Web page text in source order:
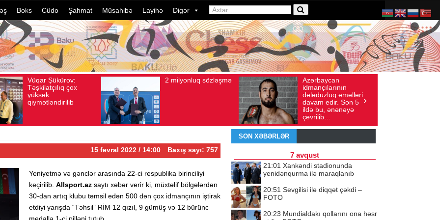
Boks Cüdo Şahmat Müsahibə Layihə Digər
2 milyonluq sözləşmə
Baxış sayı: 80
Avqust 04, 2026
Azərbaycan
dələduzluq əməlləri
davam edir. Son 5
ildə bu, ənənəyə
Baxış sayı: 136
Avqust 04, 2026
Ad gününü vətənində
qeyd etməsə də,
ürəyi hər zaman
doğma yurdu ilə
döyünür
İyul 30, 2026
15 fevral 2022 / 14:00 Baxış sayı: 757
Yeniyetmə və gənclər arasında 22-ci respublika birinciliyi
keçirilib. Allsport.az saytı xəbər verir ki, müxtəlif bölgələrdən
30-dan artıq klubu təmsil edən 500 dən çox idmançının iştirak
etdiyi yarışda “Təhsil” RİM 12 qızıl, 9 gümüş və 12 bürünc
SON XƏBƏRLƏR
7 avqust
21:01 Xankəndi stadionunda
yenidənqurma ilə maraqlanıb
20:51 Sevgilisi ilə diqqət çəkdi –
FOTO
20:23 Mundialdakı qollarını ona həsr